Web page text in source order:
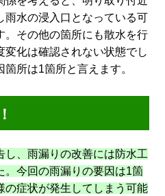
雨水の浸入口となっている可
。その他の箇所にも散水を行
変化は確認されない状態でし
所は1箇所と言えます。
し、雨漏りの改善には防水工
。今回の雨漏りの要因は1箇
の症状が発生してしまう可能